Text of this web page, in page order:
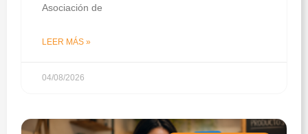
Asociación de
LEER MÁS »
04/08/2026